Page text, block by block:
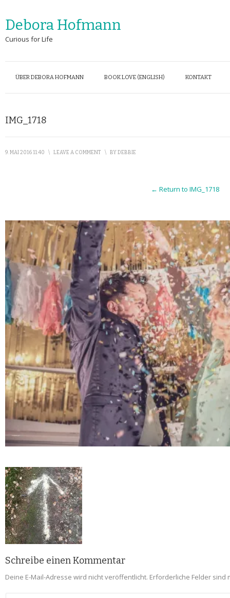
Debora Hofmann
Curious for Life
ÜBER DEBORA HOFMANN BOOK LOVE (ENGLISH) KONTAKT
IMG_1718
9. MAI 2016 11:40 \ LEAVE A COMMENT \ BYDEBBIE
← Return to IMG_1718
Schreibe einen Kommentar
Deine E-Mail-Adresse wird nicht veröffentlicht. Erforderliche Felder sind